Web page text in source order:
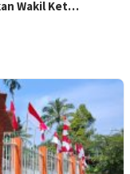
Wakil Ket…